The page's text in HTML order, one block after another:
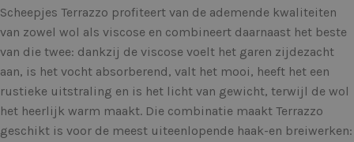
Scheepjes Terrazzo profiteert van de ademende kwaliteiten
van zowel wol als viscose en combineert daarnaast het beste
van die twee: dankzij de viscose voelt het garen zijdezacht
aan, is het vocht absorberend, valt het mooi, heeft het een
rustieke uitstraling en is het licht van gewicht, terwijl de wol
het heerlijk warm maakt. Die combinatie maakt Terrazzo
geschikt is voor de meest uiteenlopende haak-en breiwerken: